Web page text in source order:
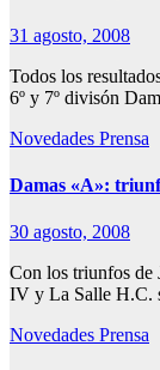
31 agosto, 2008
Todos los
6º y 7º divisón
Novedades Prensa
Damas «A»:
30 agosto, 2008
Con los triunfos
IV y La Salle H.C.
Novedades Prensa